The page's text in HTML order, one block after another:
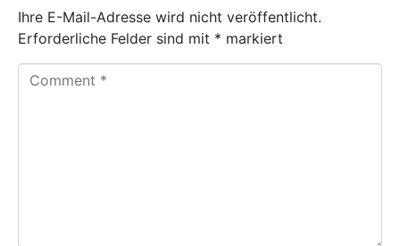
Ihre E-Mail-Adresse wird nicht veröffentlicht.
Erforderliche Felder sind mit * markiert